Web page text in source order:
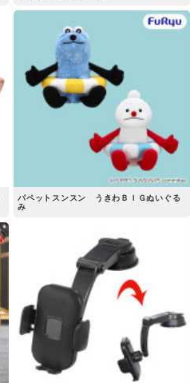
パペットスンスン うきわＢＩＧぬいぐる
み